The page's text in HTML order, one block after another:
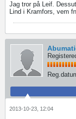
Jag tror på Leif.
Lind i Kramfors, vem
2013-10-23, 12:04